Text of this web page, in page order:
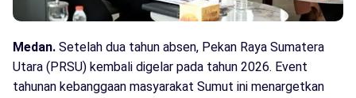
Medan. Setelah dua tahun absen, Pekan Raya Sumatera
Utara (PRSU) kembali digelar pada tahun 2026. Event
tahunan kebanggaan masyarakat Sumut ini menargetkan